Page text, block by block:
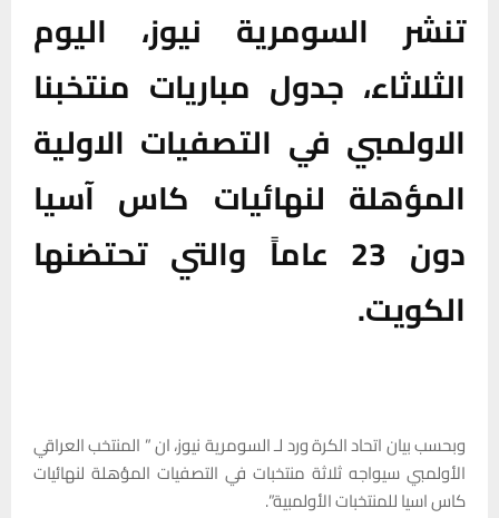
تنشر السومرية نيوز، اليوم
الثلاثاء، جدول مباريات منتخبنا
الاولمبي في التصفيات الاولية
المؤهلة لنهائيات كاس آسيا
دون 23 عاماً والتي تحتضنها
الكويت.
وبحسب بيان اتحاد الكرة ورد لـ السومرية نيوز، ان ” المنتخب العراقي
الأولمبي سيواجه ثلاثة منتخبات في التصفيات المؤهلة لنهائيات
كاس اسيا للمنتخبات الأولمبية”.